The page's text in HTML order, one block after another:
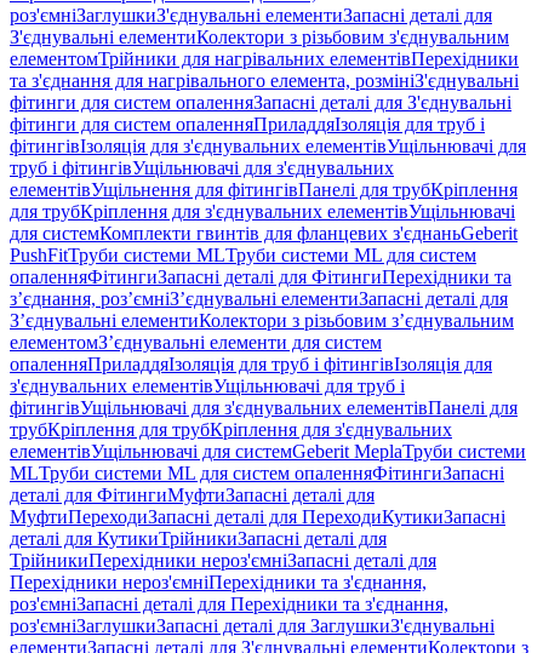
роз'ємніЗаглушкиЗ'єднувальні елементиЗапасні деталі для
З'єднувальні елементиКолектори з різьбовим з'єднувальним
елементомТрійники для нагрівальних елементівПерехідники
та з'єднання для нагрівального елемента, розмініЗ'єднувальні
фітинги для систем опаленняЗапасні деталі для З'єднувальні
фітинги для систем опаленняПриладдяІзоляція для труб і
фітингівІзоляція для з'єднувальних елементівУщільнювачі для
труб і фітингівУщільнювачі для з'єднувальних
елементівУщільнення для фітингівПанелі для трубКріплення
для трубКріплення для з'єднувальних елементівУщільнювачі
для системКомплекти гвинтів для фланцевих з'єднаньGeberit
PushFitТруби системи MLТруби системи ML для систем
опаленняФітингиЗапасні деталі для ФітингиПерехідники та
з’єднання, роз’ємніЗ’єднувальні елементиЗапасні деталі для
З’єднувальні елементиКолектори з різьбовим з’єднувальним
елементомЗ’єднувальні елементи для систем
опаленняПриладдяІзоляція для труб і фітингівІзоляція для
з'єднувальних елементівУщільнювачі для труб і
фітингівУщільнювачі для з'єднувальних елементівПанелі для
трубКріплення для трубКріплення для з'єднувальних
елементівУщільнювачі для системGeberit MeplaТруби системи
MLТруби системи ML для систем опаленняФітингиЗапасні
деталі для ФітингиМуфтиЗапасні деталі для
МуфтиПереходиЗапасні деталі для ПереходиКутикиЗапасні
деталі для КутикиТрійникиЗапасні деталі для
ТрійникиПерехідники нероз'ємніЗапасні деталі для
Перехідники нероз'ємніПерехідники та з'єднання,
роз'ємніЗапасні деталі для Перехідники та з'єднання,
роз'ємніЗаглушкиЗапасні деталі для ЗаглушкиЗ'єднувальні
елементиЗапасні деталі для З'єднувальні елементиКолектори з